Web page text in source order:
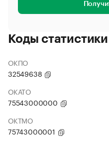
Коды статистики
ОКПО
32549638
ОКАТО
75543000000
ОКТМО
75743000001